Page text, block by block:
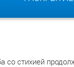
со стихией